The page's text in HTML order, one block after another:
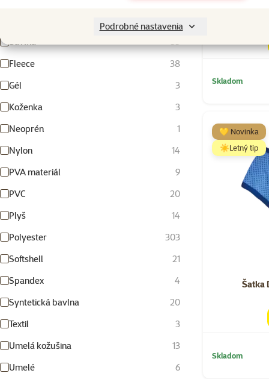
Podrobné nastavenia
Bavlna
53
Fleece
38
Gél
3
Koženka
3
Neoprén
1
Nylon
14
PVA materiál
9
PVC
20
Plyš
14
Polyester
303
Softshell
21
Spandex
4
Syntetická bavlna
20
Textil
3
Umelá kožušina
13
Umelé
6
Vesta
Skladom
Šatka
💛 Novinka
☀️Letný tip
Skladom